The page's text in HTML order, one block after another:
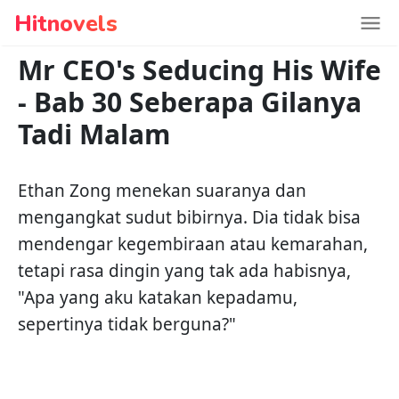
Hitnovels
Mr CEO's Seducing His Wife
- Bab 30 Seberapa Gilanya
Tadi Malam
Ethan Zong menekan suaranya dan
mengangkat sudut bibirnya. Dia tidak bisa
mendengar kegembiraan atau kemarahan,
tetapi rasa dingin yang tak ada habisnya,
"Apa yang aku katakan kepadamu,
sepertinya tidak berguna?"